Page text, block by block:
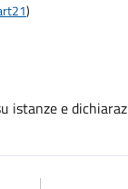
)
istanze e